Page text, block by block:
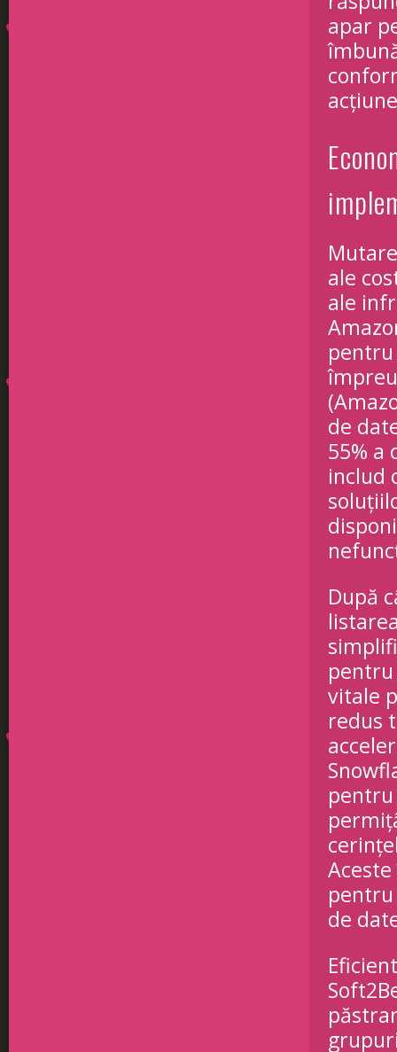
apar
ale
ale
de
55% a
includ
După
vitale
redus
de